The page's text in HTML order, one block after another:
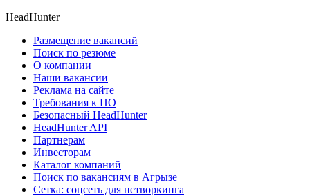
HeadHunter
Размещение вакансий
Поиск по резюме
О компании
Наши вакансии
Реклама на сайте
Требования к ПО
Безопасный HeadHunter
HeadHunter API
Партнерам
Инвесторам
Каталог компаний
Поиск по вакансиям в Агрызе
Сетка: соцсеть для нетворкинга